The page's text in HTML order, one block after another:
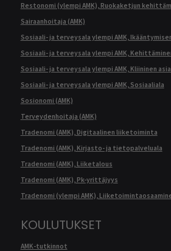
Restonomi (ylempi AMK), Ruokaketjun
Sairaanhoitaja (AMK)
Sosiaali- ja terveysala ylempi AMK,
Sosiaali- ja terveysala ylempi AMK,
Sosiaali- ja terveysala ylempi AMK, Kliininen
Sosiaali- ja terveysala ylempi AMK, Sosiaaliala
Sosionomi (AMK)
Terveydenhoitaja (AMK)
Tradenomi (AMK), Digitaalinen liiketoiminta
Tradenomi (AMK), Kirjasto- ja tietopalveluala
Tradenomi (AMK), Liiketalous
Tradenomi (AMK), Pk-yrittäjyys
Tradenomi (ylempi AMK),
KOULUTUKSET
AMK-tutkinnot